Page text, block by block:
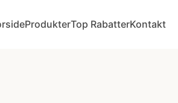
ProdukterTop RabatterKontakt